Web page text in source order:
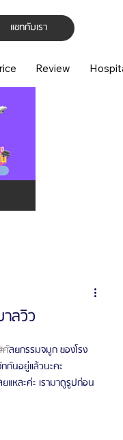
แชทกับเรา
Review
ลวิว
ศัลยกรรมจมูก ของโรง
กันอยู่แล้วนะคะ
แหละค่ะ เรามาดูรูปก่อน